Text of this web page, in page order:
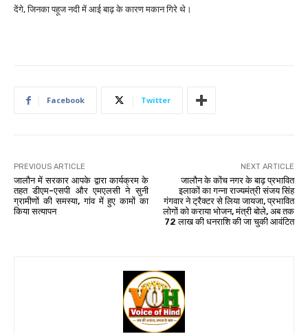
देंगे, जिनका पहूज नदी में आई बाढ़ के कारण मकान गिरे थे।
Facebook Twitter
PREVIOUS ARTICLE
जालौन में सरकार आपके द्वारा कार्यक्रम के
तहत डीएम-एसपी और एमएलसी ने सुनी
ग्रामीणों की समस्या, गांव में हुए कामों का
किया सत्यापन
NEXT ARTICLE
जालौन के कोंच नगर के बाढ़ प्रभावित
इलाकों का गन्ना राज्यमंत्री संजय सिंह
गंगवार ने ट्रैक्टर से लिया जायजा, प्रभावित
लोगों को कराया भोजन, मंत्री बोले, अब तक
72 लाख की धनराशि की जा चुकी आवंटित